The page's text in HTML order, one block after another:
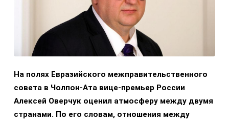
На полях Евразийского межправительственного
совета в Чолпон-Ата вице-премьер России
Алексей Оверчук оценил атмосферу между двумя
странами. По его словам, отношения между